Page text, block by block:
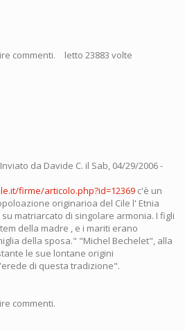
commenti. letto 23883 volte
Inviato da Davide C. il Sab, 04/29/2006 -
firme/articolo.php?id=12369 c'è un
originarioa del Cile l' Etnia
matriarcato di singolare armonia. I figli
della madre , e i mariti erano
della sposa." "Michel Bechelet", alla
le sue lontane origini
di questa tradizione".
commenti.